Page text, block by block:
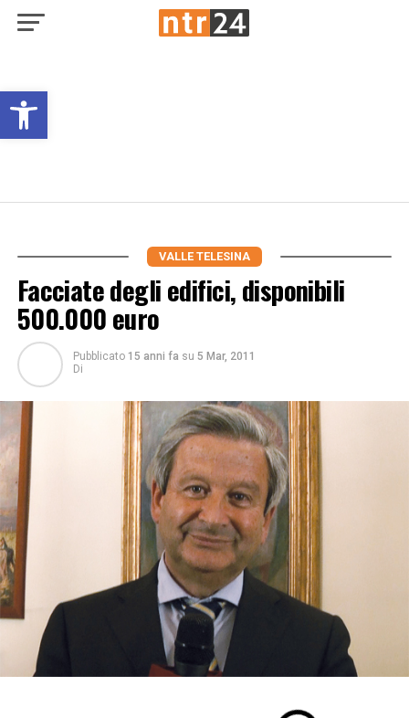
Open toolbar
VALLE TELESINA
Facciate degli edifici, disponibili
500.000 euro
Pubblicato 15 anni fa su 5 Mar, 2011
Di